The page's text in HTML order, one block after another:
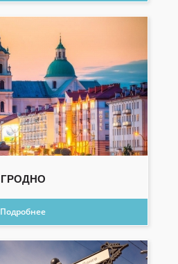
ГРОДНО
Подробнее